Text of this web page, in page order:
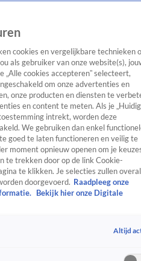
TV Algemeen
Tip
RealityCrimeVideo's
cookies en vergelijkbare technieken
als gebruiker van onze website(s),
„Alle cookies accepteren” selecteert,
om onze advertenties en
onze producten en diensten te
en content te meten. Als je
intrekt, worden deze
We gebruiken dan enkel
goed te laten functioneren en veilig te
moment opnieuw openen om je
te trekken door op de link Cookie-
te klikken. Je selecties zullen overal
doorgevoerd. Raadpleeg onze
Bekijk hier onze Digitale
Altijd